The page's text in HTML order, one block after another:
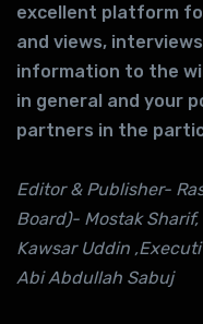
excellent platform
and views,
information to the
in general and your
partners in the
Editor & Publisher-
Board)- Mostak
Kawsar Uddin
Abi Abdullah Sabuj